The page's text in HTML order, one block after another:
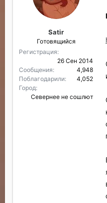
Satir
Готовящийся
Регистрация
26 Сен 2014
Сообщения
4,948
Поблагодарили
4,052
Город
Севернее не сошлют